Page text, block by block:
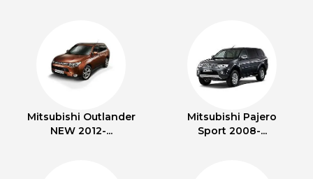
Mitsubishi Outlander
NEW 2012-...
Mitsubishi Pajero
Sport 2008-...